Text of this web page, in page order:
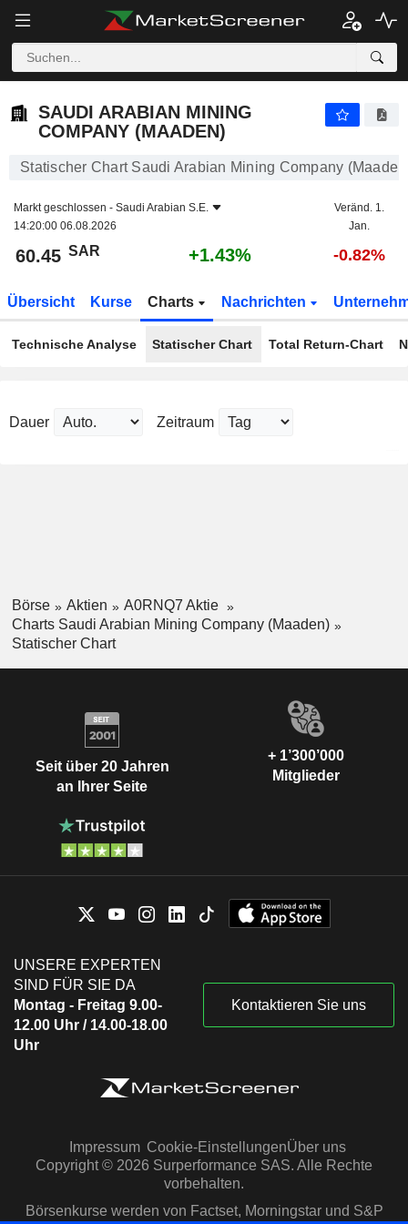
SAUDI ARABIAN MINING
COMPANY (MAADEN)
Statischer Chart Saudi Arabian Mining Company
Markt geschlossen - Saudi Arabian S.E.
14:20:00 06.08.2026
Veränd. 1.
Jan.
60.45 SAR +1.43% -0.82%
Übersicht Kurse Charts Nachrichten
Technische Analyse Statischer Chart Total Return-Chart
Dauer Zeitraum
Börse Aktien
A0RNQ7 Aktie
Charts Saudi Arabian Mining Company (Maaden)
Statischer Chart
Seit über 20 Jahren
an Ihrer Seite
+ 1’300’000
Mitglieder
UNSERE EXPERTEN
SIND FÜR SIE DA
Montag - Freitag 9.00-
12.00 Uhr / 14.00-18.00
Uhr
Kontaktieren Sie uns
Impressum Cookie-EinstellungenÜber uns
Copyright © 2026 Surperformance SAS. Alle Rechte
vorbehalten.
Börsenkurse werden von Factset, Morningstar und S&P